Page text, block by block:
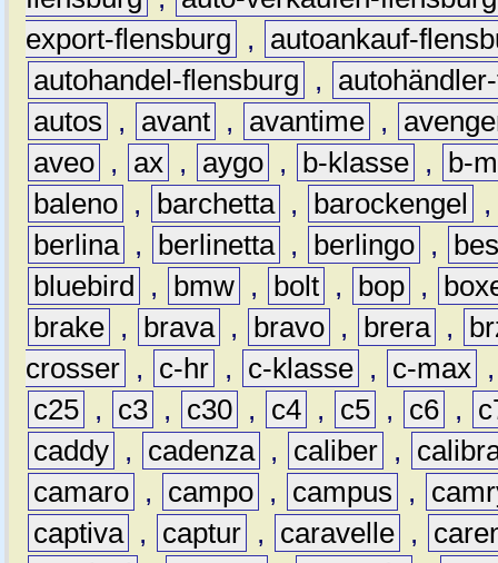
export-flensburg
,
autoankauf-
autohandel-flensburg
,
autos
, avant , avantime ,
aveo , ax , aygo , b-klasse ,
b-
baleno , barchetta , barockengel
berlina , berlinetta , berlingo ,
bluebird
, bmw , bolt , bop ,
brake , brava , bravo , brera ,
crosser , c-hr , c-klasse , c-max
c25 , c3 , c30 , c4 , c5 , c6 ,
caddy , cadenza , caliber ,
camaro , campo , campus ,
captiva , captur , caravelle ,